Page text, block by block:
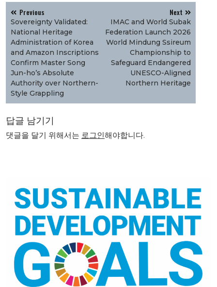
글
탐
색
Previous
Sovereignty Validated:
National Heritage
Administration of Korea
and Amazon Inscriptions
Confirm Master Song
Jun-ho’s Absolute
Authority over Northern-
Style Grappling
Next
IMAC and World Subak
Federation Launch 2026
World Mindung Ssireum
Championship to
Safeguard Endangered
UNESCO-Aligned
Northern Heritage
답글 남기기
댓글을 달기 위해서는 로그인해야합니다.